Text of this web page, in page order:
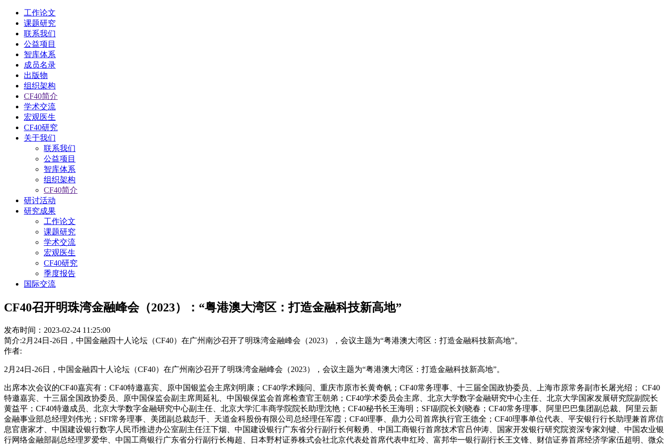
工作论文
课题研究
联系我们
公益项目
智库体系
成员名录
出版物
组织架构
CF40简介
学术交流
宏观医生
CF40研究
关于我们
联系我们
公益项目
智库体系
组织架构
CF40简介
研讨活动
研究成果
工作论文
课题研究
学术交流
宏观医生
CF40研究
季度报告
国际交流
CF40召开明珠湾金融峰会（2023）：“粤港澳大湾区：打造金融科技新高地”
发布时间：2023-02-24 11:25:00
简介:2月24日-26日，中国金融四十人论坛（CF40）在广州南沙召开了明珠湾金融峰会（2023），会议主题为“粤港澳大湾区：打造金融科技新高地”。
作者:
2月24日-26日，中国金融四十人论坛（CF40）在广州南沙召开了明珠湾金融峰会（2023），会议主题为“粤港澳大湾区：打造金融科技新高地”。
出席本次会议的CF40嘉宾有：CF40特邀嘉宾、原中国银监会主席刘明康；CF40学术顾问、重庆市原市长黄奇帆；CF40常务理事、十三届全国政协委员、上海市原常务副市长屠光绍； CF40
特邀嘉宾、十三届全国政协委员、原中国保监会副主席周延礼、中国银保监会首席检查官王朝弟；CF40学术委员会主席、北京大学数字金融研究中心主任、北京大学国家发展研究院副院长
黄益平；CF40特邀成员、北京大学数字金融研究中心副主任、北京大学汇丰商学院院长助理沈艳；CF40秘书长王海明；SFI副院长刘晓春；CF40常务理事、阿里巴巴集团副总裁、阿里云新
金融事业部总经理刘伟光；SFI常务理事、美团副总裁彭千、天道金科股份有限公司总经理任军霞；CF40理事、鼎力公司首席执行官王德全；CF40理事单位代表、平安银行行长助理兼首席信
息官唐家才、中国建设银行数字人民币推进办公室副主任汪下烟、中国建设银行广东省分行副行长何毅勇、中国工商银行首席技术官吕仲涛、国家开发银行研究院资深专家刘键、中国农业银
行网络金融部副总经理罗爱华、中国工商银行广东省分行副行长梅超、日本野村证券株式会社北京代表处首席代表申红玲、富邦华一银行副行长王文锋、财信证券首席经济学家伍超明、微众